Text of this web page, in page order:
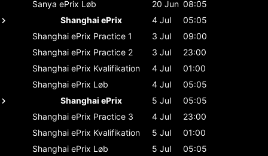
Sanya ePrix Løb 20 Jun 08:05
Shanghai ePrix
4 Jul
05:05
Shanghai ePrix Practice 1 3 Jul
09:00
Shanghai ePrix Practice 2 3 Jul
23:00
Shanghai ePrix Kvalifikation 4 Jul
01:00
Shanghai ePrix Løb 4 Jul
05:05
Shanghai ePrix
5 Jul
05:05
Shanghai ePrix Practice 3 4 Jul
23:00
Shanghai ePrix Kvalifikation 5 Jul
01:00
Shanghai ePrix Løb 5 Jul
05:05